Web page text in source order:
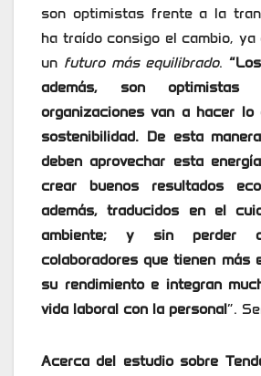
son optimistas frente a la
ha traído consigo el cambio, ya
un futuro más equilibrado.
además, son
organizaciones van a hacer
sostenibilidad. De esta
deben aprovechar esta
crear buenos resultados
además, traducidos en el
ambiente; y sin perder
colaboradores que tienen más
su rendimiento e integran
vida laboral con la personal”.
Acerca del estudio sobre